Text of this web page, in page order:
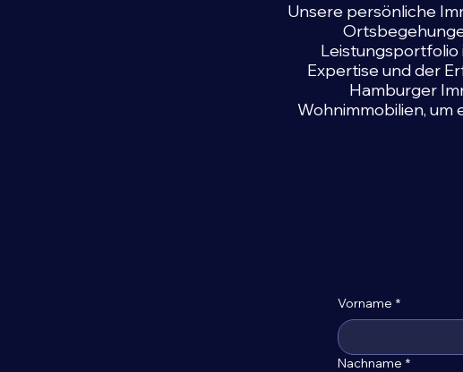
Unsere persönliche
Leistungsportfolio
Expertise und der
Hamburger
Wohnimmobilien,
Vorname *
Nachname *